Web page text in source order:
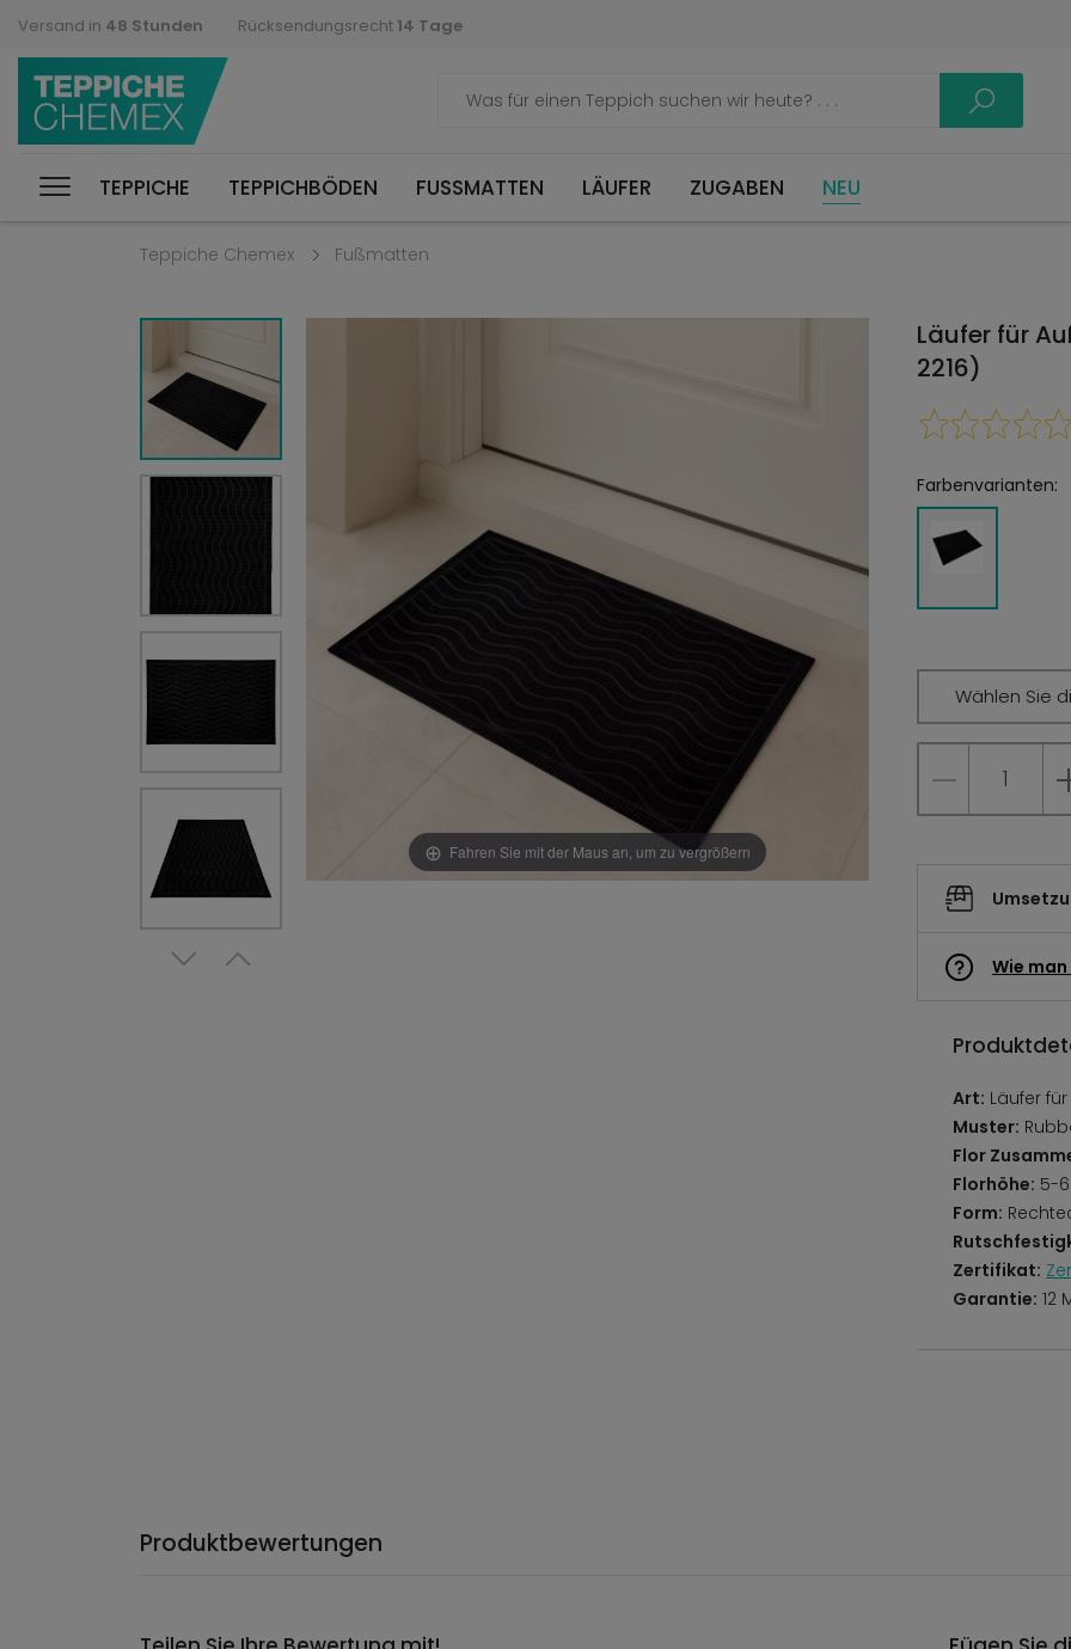
Versand in 48 Stunden Rücksendungsrecht 14 Tage
TEPPICHE TEPPICHBÖDEN FUSSMATTEN LÄUFER ZUGABEN NEU
Teppiche Chemex Fußmatten
Fahren Sie mit der Maus an, um zu vergrößern
Läufer für
2216)
Farbenvarianten:
Wählen Sie
Wie
Art: Läufer
Muster:
Flor
Florhöhe: 5-
Form:
Zertifikat:
Garantie: 12
Produktbewertungen